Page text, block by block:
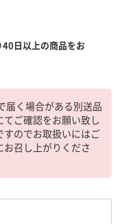
40日以上の商品をお
届く場合がある別送品
てご確認をお願い致し
すのでお取扱いにはご
お召し上がりくださ